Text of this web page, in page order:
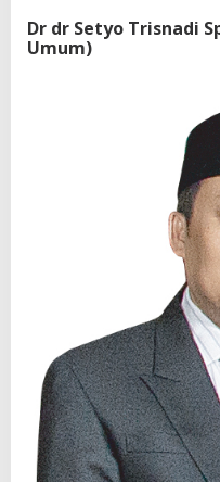
Dr dr Setyo Trisnadi
Umum)